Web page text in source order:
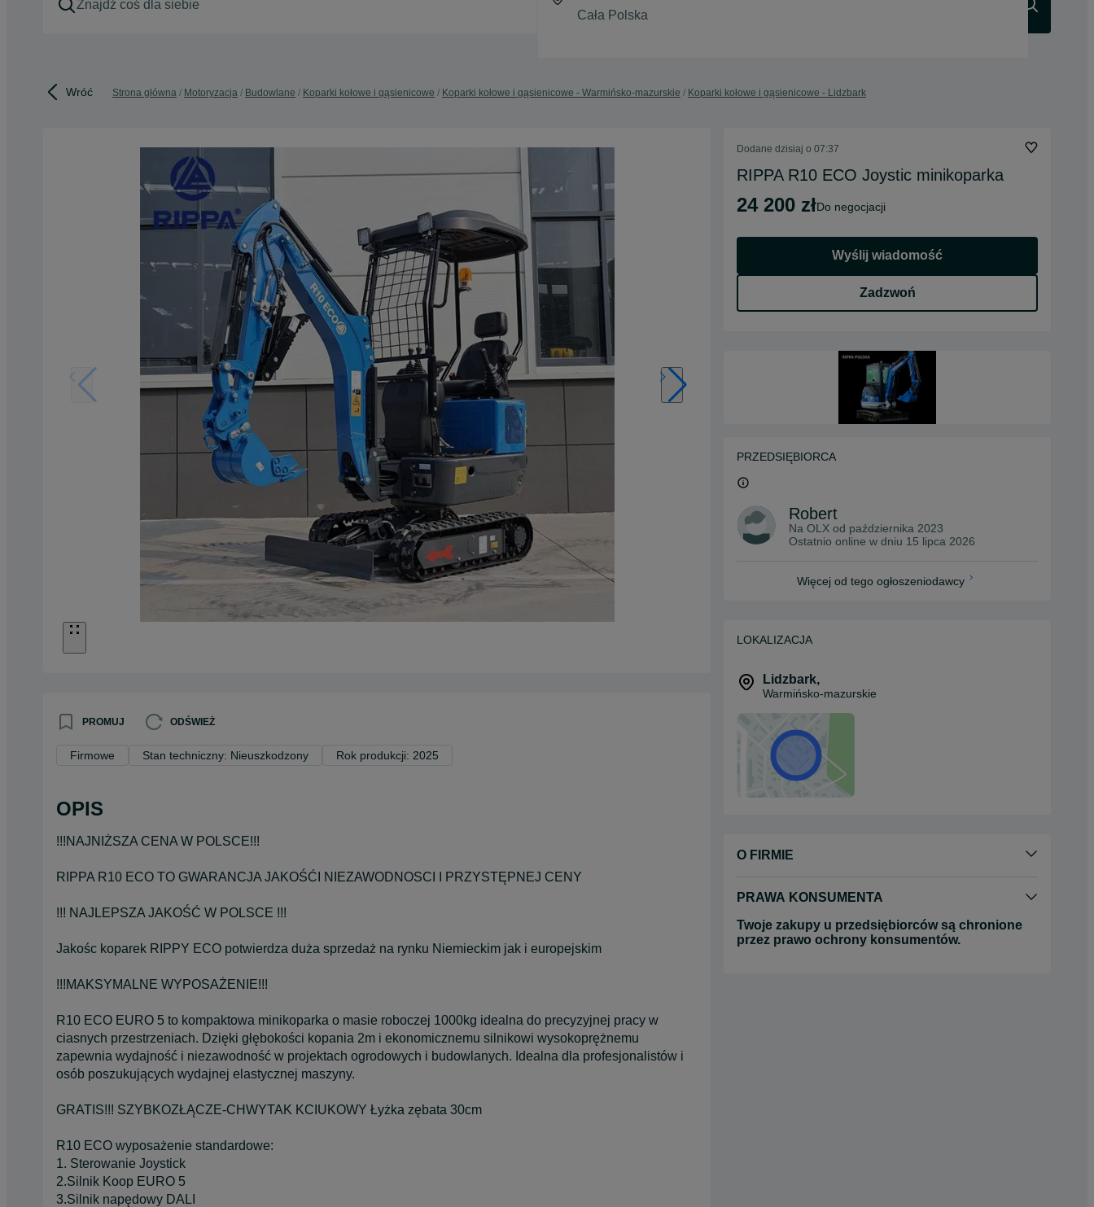
Wróć Strona główna Motoryzacja Budowlane Koparki kołowe i gąsienicowe Koparki kołowe i gąsienicowe - Warmińsko-mazurskie Koparki kołowe i gąsienicowe - Lidzbark
PROMUJ ODŚWIEŻ
Firmowe Stan techniczny: Nieuszkodzony Rok produkcji: 2025
OPIS
!!!NAJNIŻSZA CENA W POLSCE!!!
RIPPA R10 ECO TO GWARANCJA JAKOŚĆI NIEZAWODNOSCI I PRZYSTĘPNEJ CENY
!!! NAJLEPSZA JAKOŚĆ W POLSCE !!!
Jakośc koparek RIPPY ECO potwierdza duża sprzedaż na rynku Niemieckim jak i europejskim
!!!MAKSYMALNE WYPOSAŻENIE!!!
R10 ECO EURO 5 to kompaktowa minikoparka o masie roboczej 1000kg idealna do precyzyjnej pracy w
ciasnych przestrzeniach. Dzięki głębokości kopania 2m i ekonomicznemu silnikowi wysokoprężnemu
zapewnia wydajność i niezawodność w projektach ogrodowych i budowlanych. Idealna dla profesjonalistów i
osób poszukujących wydajnej elastycznej maszyny.
GRATIS!!! SZYBKOZŁĄCZE-CHWYTAK KCIUKOWY Łyżka zębata 30cm
R10 ECO wyposażenie standardowe:
1. Sterowanie Joystick
2.Silnik Koop EURO 5
3.Silnik napędowy DALI
Dodane dzisiaj o 07:37
RIPPA R10 ECO Joystic minikoparka
24 200 zł do negocjacji
Wyślij wiadomość
Zadzwoń
PRZEDSIĘBIORCA
Robert
Na OLX od października 2023
Ostatnio online w dniu 15 lipca 2026
Więcej od tego ogłoszeniodawcy
LOKALIZACJA
Lidzbark,
Warmińsko-mazurskie
O FIRMIE
PRAWA KONSUMENTA
Twoje zakupy u przedsiębiorców są chronione
przez prawo ochrony konsumentów.